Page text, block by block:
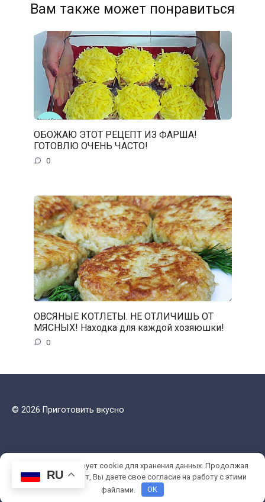
Вам также может понравиться
ОБОЖАЮ ЭТОТ РЕЦЕПТ ИЗ ФАРША!
ГОТОВЛЮ ОЧЕНЬ ЧАСТО!
0
ОВСЯНЫЕ КОТЛЕТЫ. НЕ ОТЛИЧИШЬ ОТ
МЯСНЫХ! Находка для каждой хозяюшки!
0
© 2026 Приготовить вкусно
RU
Этот сайт использует cookie для хранения данных. Продолжая
использовать сайт, Вы даете свое согласие на работу с этими
файлами.
OK